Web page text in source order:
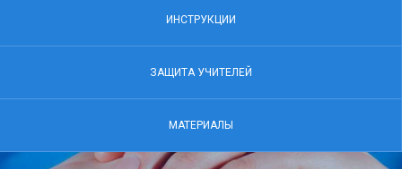
ИНСТРУКЦИИ
ЗАЩИТА УЧИТЕЛЕЙ
МАТЕРИАЛЫ